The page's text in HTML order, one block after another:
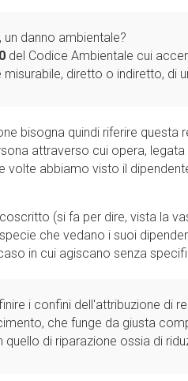
danno ambientale?
del Codice Ambientale cui
diretto o indiretto, di
bisogna quindi riferire questa
attraverso cui opera,
volte abbiamo visto il
(si fa per dire, vista la
che vedano i suoi
in cui agiscano senza
i confini dell'attribuzione di
che funge da giusta
di riparazione ossia di